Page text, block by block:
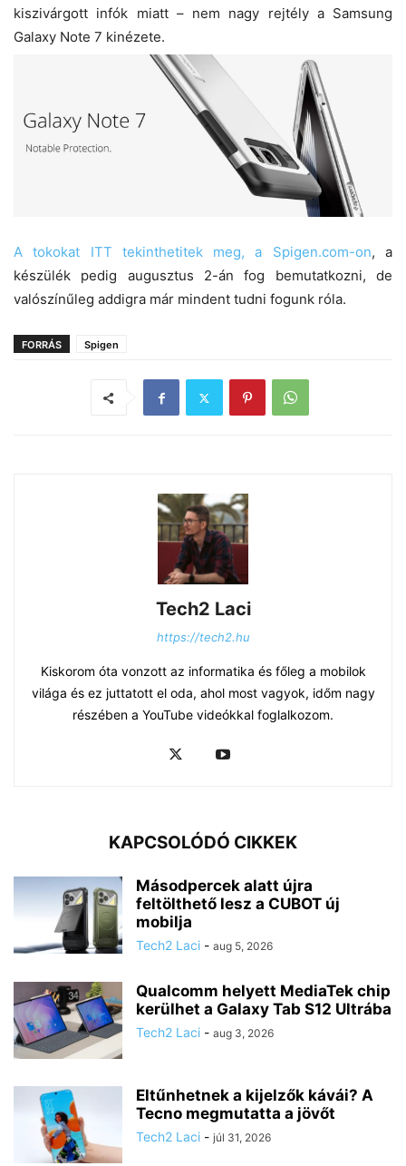
kiszivárgott infók miatt – nem nagy rejtély a Samsung
Galaxy Note 7 kinézete.
A tokokat ITT tekinthetitek meg, a Spigen.com-on, a
készülék pedig augusztus 2-án fog bemutatkozni, de
valószínűleg addigra már mindent tudni fogunk róla.
FORRÁS Spigen
Tech2 Laci
https://tech2.hu
Kiskorom óta vonzott az informatika és főleg a mobilok
világa és ez juttatott el oda, ahol most vagyok, időm nagy
részében a YouTube videókkal foglalkozom.
KAPCSOLÓDÓ CIKKEK
Másodpercek alatt újra
feltölthető lesz a CUBOT új
mobilja
Tech2 Laci - aug 5, 2026
Qualcomm helyett MediaTek chip
kerülhet a Galaxy Tab S12 Ultrába
Tech2 Laci - aug 3, 2026
Eltűnhetnek a kijelzők kávái? A
Tecno megmutatta a jövőt
Tech2 Laci - júl 31, 2026